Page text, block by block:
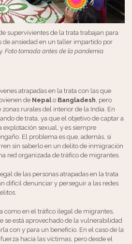
supervivientes de la trata trabajan para
de ansiedad en un taller impartido por
Foto tomada antes de la pandemia.
atrapadas en la trata con las que
de Nepalo Bangladesh, pero
rurales del interior de la India. En
de trata, ya que el objetivo de captar a
explotación sexual, y es siempre
El problema es que, además, si
sin saberlo en un delito de inmigración
red organizada de tráfico de migrantes.
de las personas atrapadas en la trata
difícil denunciar y perseguir a las redes
como en el tráfico ilegal de migrantes,
se está aprovechado de la vulnerabilidad
con y para un beneficio. En el caso de la
hacia las víctimas, pero desde el